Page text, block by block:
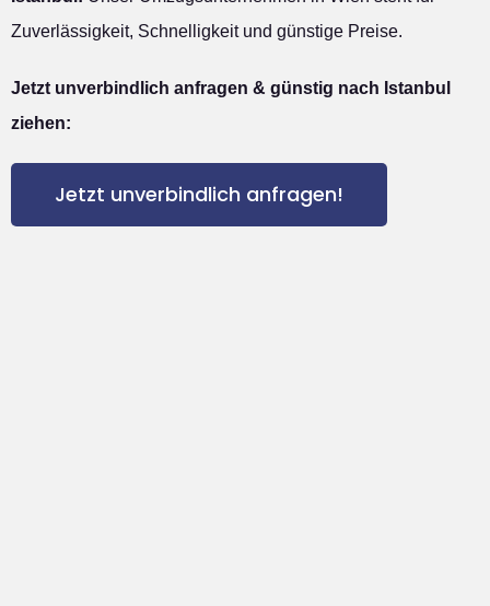
Zuverlässigkeit, Schnelligkeit und günstige Preise.
Jetzt unverbindlich anfragen & günstig nach Istanbul
ziehen:
Jetzt unverbindlich anfragen!